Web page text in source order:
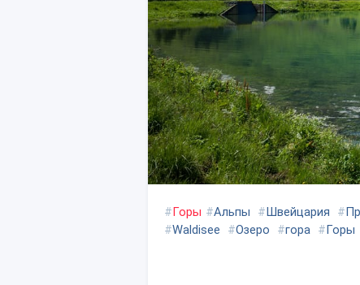
#Горы #Альпы #Швейцария #
#Waldisee #Озеро #гора #Горы